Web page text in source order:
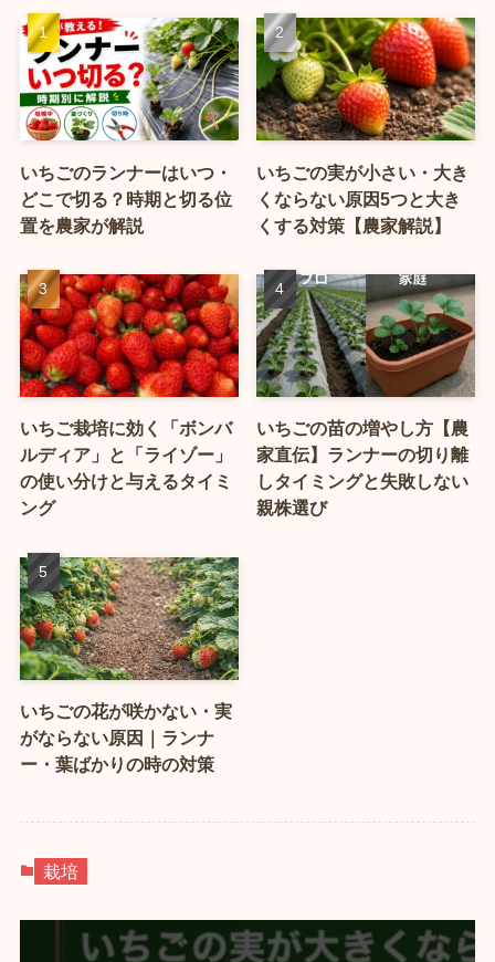
いちごのランナーはいつ・
どこで切る？時期と切る位
置を農家が解説
いちごの実が小さい・大き
くならない原因5つと大き
くする対策【農家解説】
いちご栽培に効く「ボンバ
ルディア」と「ライゾー」
の使い分けと与えるタイミ
ング
いちごの苗の増やし方【農
家直伝】ランナーの切り離
しタイミングと失敗しない
親株選び
いちごの花が咲かない・実
がならない原因｜ランナ
ー・葉ばかりの時の対策
栽培